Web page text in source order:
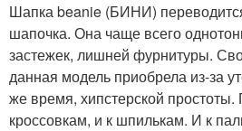
Шапка beanie (БИНИ)
шапочка. Она чаще всего
застежек, лишней фурнитуры.
данная модель приобрела из-за
же время, хипстерской простоты.
кроссовкам, и к шпилькам. И к